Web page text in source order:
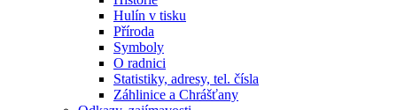
Hulín v tisku
Příroda
Symboly
O radnici
Statistiky, adresy, tel. čísla
Záhlinice a Chrášťany